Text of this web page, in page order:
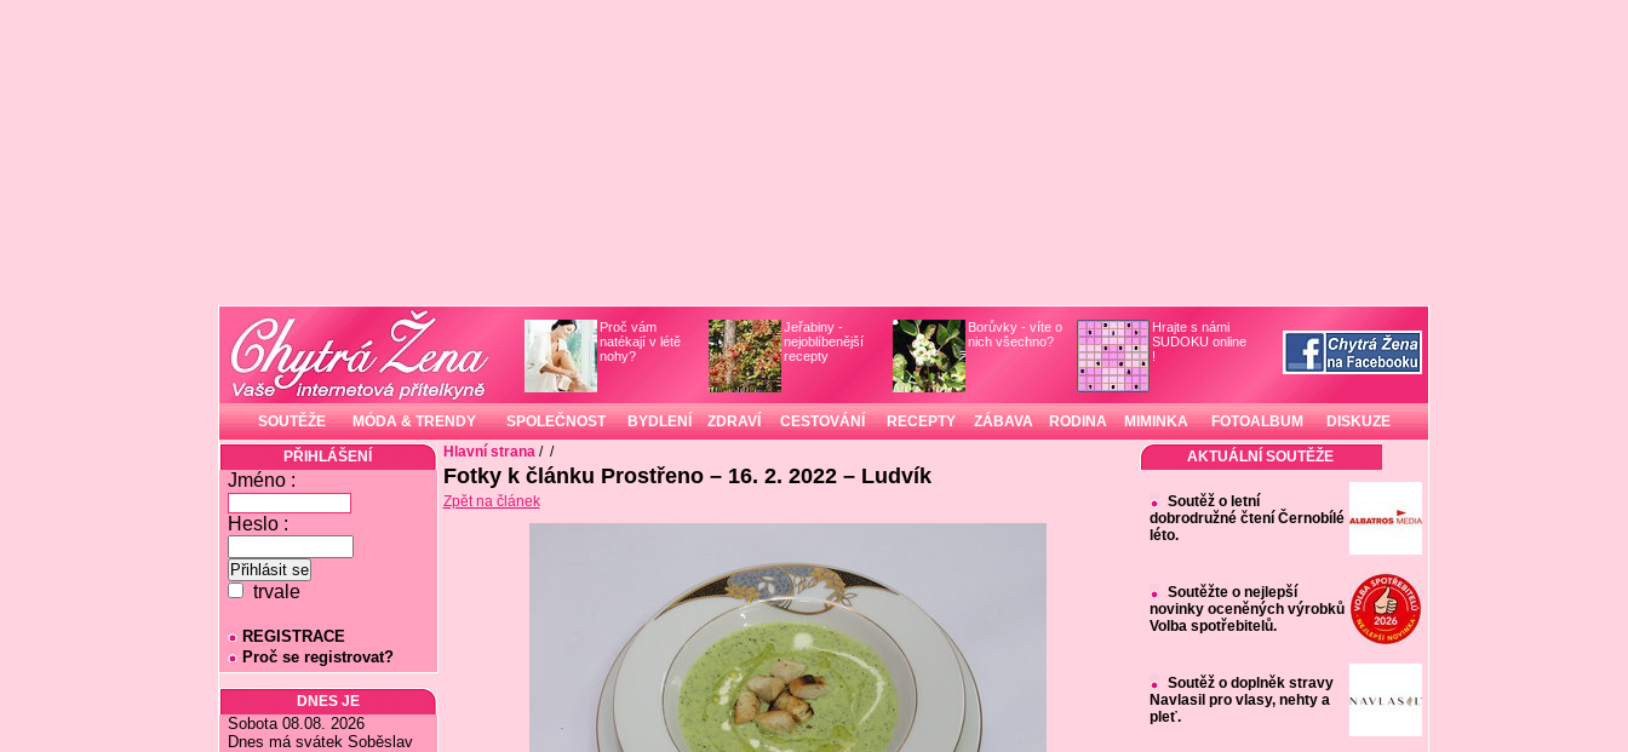
Proč vám
natékají v létě
nohy?
Jeřabiny -
nejoblíbenější
recepty
Borůvky - víte o
nich všechno?
Hrajte s námi
SUDOKU online
!
SOUTĚŽE MÓDA & TRENDY SPOLEČNOST BYDLENÍ ZDRAVÍ CESTOVÁNÍ RECEPTY ZÁBAVA RODINA MIMINKA FOTOALBUM DISKUZE
PŘIHLÁŠENÍ
Jméno :
Heslo :
trvale
REGISTRACE
Proč se registrovat?
DNES JE
Sobota 08.08. 2026
Dnes má svátek Soběslav
Hlavní strana/ /
Fotky k článku Prostřeno – 16. 2. 2022 – Ludvík
Zpět na článek
AKTUÁLNÍ SOUTĚŽE
Soutěž o letní
dobrodružné čtení Černobílé
léto.
Soutěžte o nejlepší
novinky oceněných výrobků
Volba spotřebitelů.
Soutěž o doplněk stravy
Navlasil pro vlasy, nehty a
pleť.